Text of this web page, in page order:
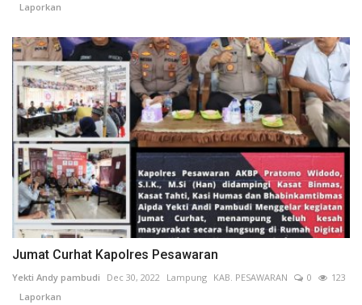
Laporkan
Jumat Curhat Kapolres Pesawaran
Yekti Andy pambudi Dec 30, 2022 Lampung KAB. PESAWARAN 0
123
Laporkan